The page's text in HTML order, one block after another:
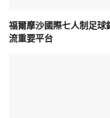
福爾摩沙國際七人制足
流重要平台